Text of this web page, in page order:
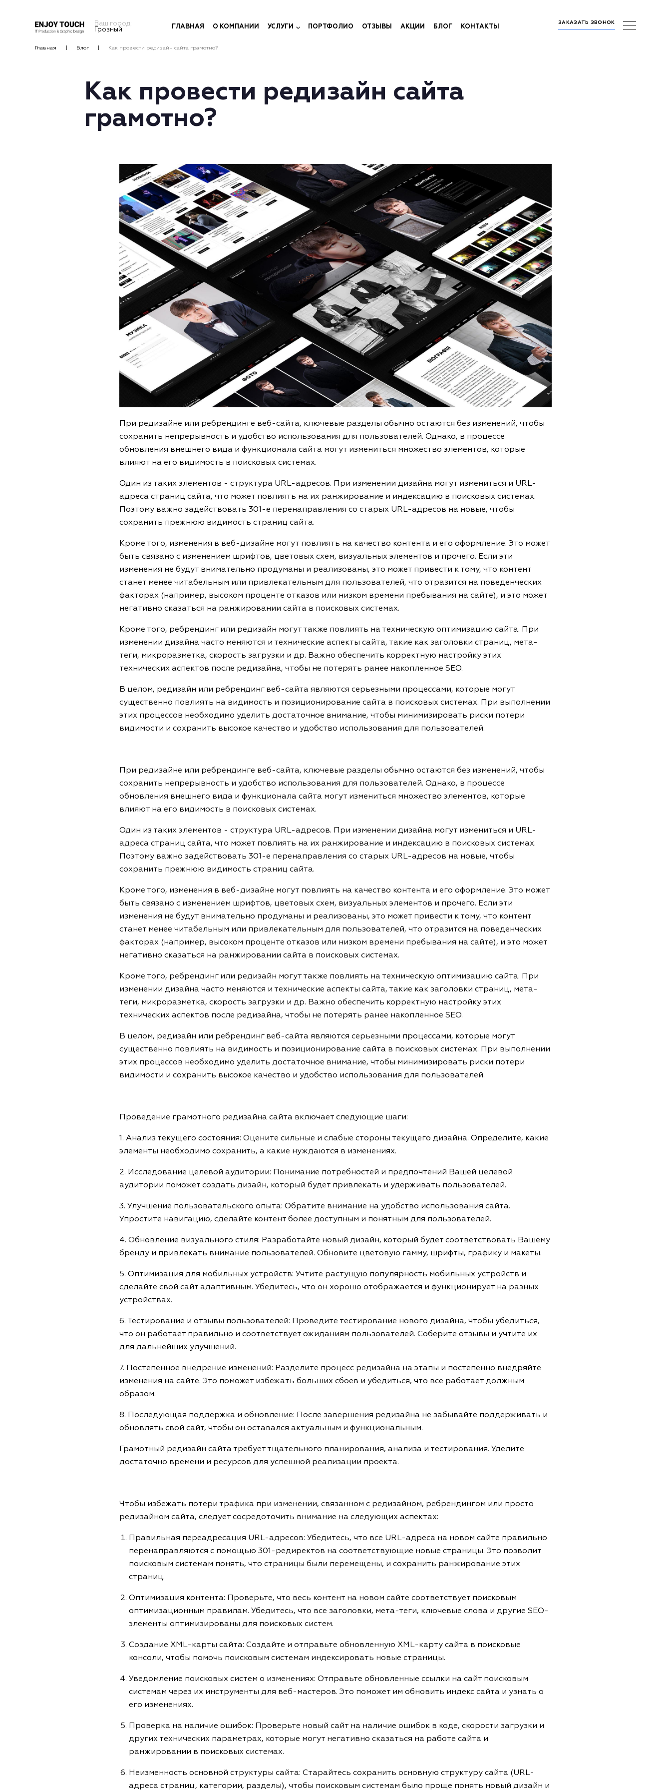
Ваш город:
Грозный
ГЛАВНАЯ О КОМПАНИИ УСЛУГИ ПОРТФОЛИО ОТЗЫВЫ АКЦИИ БЛОГ КОНТАКТЫ
ЗАКАЗАТЬ ЗВОНОК
Главная Блог Как провести редизайн сайта грамотно?
Как провести редизайн сайта
грамотно?
При редизайне или ребрендинге веб-сайта, ключевые разделы обычно остаются без изменений, чтобы
сохранить непрерывность и удобство использования для пользователей. Однако, в процессе
обновления внешнего вида и функционала сайта могут измениться множество элементов, которые
влияют на его видимость в поисковых системах.
Один из таких элементов - структура URL-адресов. При изменении дизайна могут измениться и URL-
адреса страниц сайта, что может повлиять на их ранжирование и индексацию в поисковых системах.
Поэтому важно задействовать 301-е перенаправления со старых URL-адресов на новые, чтобы
сохранить прежнюю видимость страниц сайта.
Кроме того, изменения в веб-дизайне могут повлиять на качество контента и его оформление. Это может
быть связано с изменением шрифтов, цветовых схем, визуальных элементов и прочего. Если эти
изменения не будут внимательно продуманы и реализованы, это может привести к тому, что контент
станет менее читабельным или привлекательным для пользователей, что отразится на поведенческих
факторах (например, высоком проценте отказов или низком времени пребывания на сайте), и это может
негативно сказаться на ранжировании сайта в поисковых системах.
Кроме того, ребрендинг или редизайн могут также повлиять на техническую оптимизацию сайта. При
изменении дизайна часто меняются и технические аспекты сайта, такие как заголовки страниц, мета-
теги, микроразметка, скорость загрузки и др. Важно обеспечить корректную настройку этих
технических аспектов после редизайна, чтобы не потерять ранее накопленное SEO.
В целом, редизайн или ребрендинг веб-сайта являются серьезными процессами, которые могут
существенно повлиять на видимость и позиционирование сайта в поисковых системах. При выполнении
этих процессов необходимо уделить достаточное внимание, чтобы минимизировать риски потери
видимости и сохранить высокое качество и удобство использования для пользователей.
При редизайне или ребрендинге веб-сайта, ключевые разделы обычно остаются без изменений, чтобы
сохранить непрерывность и удобство использования для пользователей. Однако, в процессе
обновления внешнего вида и функционала сайта могут измениться множество элементов, которые
влияют на его видимость в поисковых системах.
Один из таких элементов - структура URL-адресов. При изменении дизайна могут измениться и URL-
адреса страниц сайта, что может повлиять на их ранжирование и индексацию в поисковых системах.
Поэтому важно задействовать 301-е перенаправления со старых URL-адресов на новые, чтобы
сохранить прежнюю видимость страниц сайта.
Кроме того, изменения в веб-дизайне могут повлиять на качество контента и его оформление. Это может
быть связано с изменением шрифтов, цветовых схем, визуальных элементов и прочего. Если эти
изменения не будут внимательно продуманы и реализованы, это может привести к тому, что контент
станет менее читабельным или привлекательным для пользователей, что отразится на поведенческих
факторах (например, высоком проценте отказов или низком времени пребывания на сайте), и это может
негативно сказаться на ранжировании сайта в поисковых системах.
Кроме того, ребрендинг или редизайн могут также повлиять на техническую оптимизацию сайта. При
изменении дизайна часто меняются и технические аспекты сайта, такие как заголовки страниц, мета-
теги, микроразметка, скорость загрузки и др. Важно обеспечить корректную настройку этих
технических аспектов после редизайна, чтобы не потерять ранее накопленное SEO.
В целом, редизайн или ребрендинг веб-сайта являются серьезными процессами, которые могут
существенно повлиять на видимость и позиционирование сайта в поисковых системах. При выполнении
этих процессов необходимо уделить достаточное внимание, чтобы минимизировать риски потери
видимости и сохранить высокое качество и удобство использования для пользователей.
Проведение грамотного редизайна сайта включает следующие шаги:
1. Анализ текущего состояния: Оцените сильные и слабые стороны текущего дизайна. Определите, какие
элементы необходимо сохранить, а какие нуждаются в изменениях.
2. Исследование целевой аудитории: Понимание потребностей и предпочтений Вашей целевой
аудитории поможет создать дизайн, который будет привлекать и удерживать пользователей.
3. Улучшение пользовательского опыта: Обратите внимание на удобство использования сайта.
Упростите навигацию, сделайте контент более доступным и понятным для пользователей.
4. Обновление визуального стиля: Разработайте новый дизайн, который будет соответствовать Вашему
бренду и привлекать внимание пользователей. Обновите цветовую гамму, шрифты, графику и макеты.
5. Оптимизация для мобильных устройств: Учтите растущую популярность мобильных устройств и
сделайте свой сайт адаптивным. Убедитесь, что он хорошо отображается и функционирует на разных
устройствах.
6. Тестирование и отзывы пользователей: Проведите тестирование нового дизайна, чтобы убедиться,
что он работает правильно и соответствует ожиданиям пользователей. Соберите отзывы и учтите их
для дальнейших улучшений.
7. Постепенное внедрение изменений: Разделите процесс редизайна на этапы и постепенно внедряйте
изменения на сайте. Это поможет избежать больших сбоев и убедиться, что все работает должным
образом.
8. Последующая поддержка и обновление: После завершения редизайна не забывайте поддерживать и
обновлять свой сайт, чтобы он оставался актуальным и функциональным.
Грамотный редизайн сайта требует тщательного планирования, анализа и тестирования. Уделите
достаточно времени и ресурсов для успешной реализации проекта.
Чтобы избежать потери трафика при изменении, связанном с редизайном, ребрендингом или просто
редизайном сайта, следует сосредоточить внимание на следующих аспектах:
Правильная переадресация URL-адресов: Убедитесь, что все URL-адреса на новом сайте правильно
перенаправляются с помощью 301-редиректов на соответствующие новые страницы. Это позволит
поисковым системам понять, что страницы были перемещены, и сохранить ранжирование этих
страниц.
Оптимизация контента: Проверьте, что весь контент на новом сайте соответствует поисковым
оптимизационным правилам. Убедитесь, что все заголовки, мета-теги, ключевые слова и другие SEO-
элементы оптимизированы для поисковых систем.
Создание XML-карты сайта: Создайте и отправьте обновленную XML-карту сайта в поисковые
консоли, чтобы помочь поисковым системам индексировать новые страницы.
Уведомление поисковых систем о изменениях: Отправьте обновленные ссылки на сайт поисковым
системам через их инструменты для веб-мастеров. Это поможет им обновить индекс сайта и узнать о
его изменениях.
Проверка на наличие ошибок: Проверьте новый сайт на наличие ошибок в коде, скорости загрузки и
других технических параметрах, которые могут негативно сказаться на работе сайта и
ранжировании в поисковых системах.
Неизменность основной структуры сайта: Старайтесь сохранить основную структуру сайта (URL-
адреса страниц, категории, разделы), чтобы поисковым системам было проще понять новый дизайн и